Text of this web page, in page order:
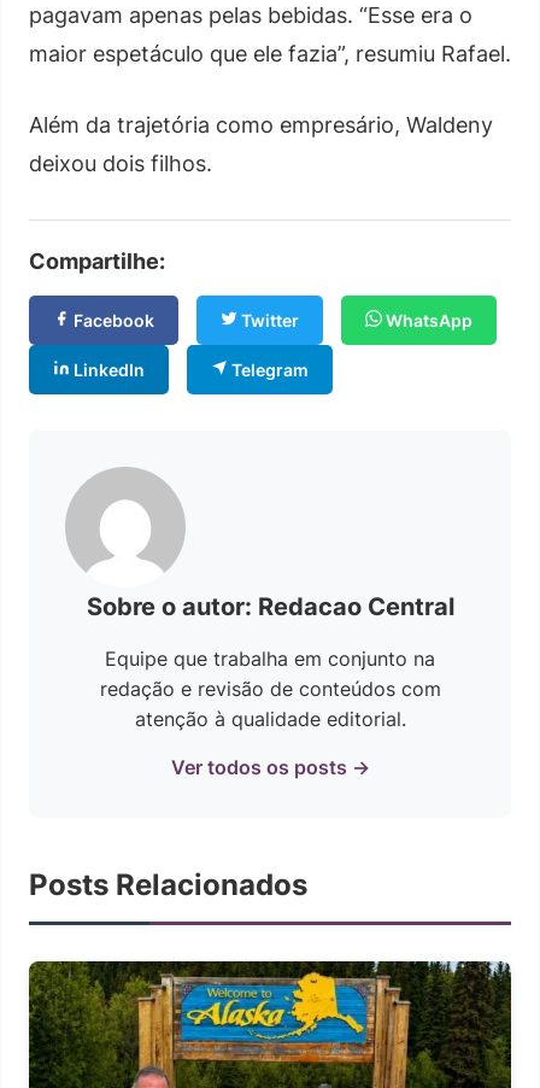
pagavam apenas pelas bebidas. “Esse era o
maior espetáculo que ele fazia”, resumiu Rafael.
Além da trajetória como empresário, Waldeny
deixou dois filhos.
Compartilhe:
Facebook Twitter WhatsApp
LinkedIn Telegram
Sobre o autor: Redacao Central
Equipe que trabalha em conjunto na
redação e revisão de conteúdos com
atenção à qualidade editorial.
Ver todos os posts →
Posts Relacionados